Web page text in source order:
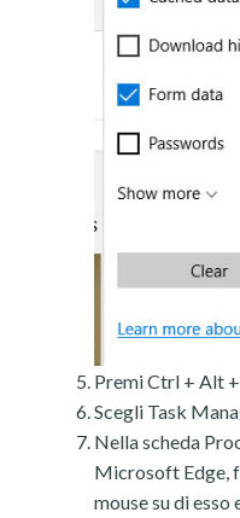
Premi Ctrl + Alt +
Scegli Task
Nella scheda
Microsoft Edge,
mouse su di